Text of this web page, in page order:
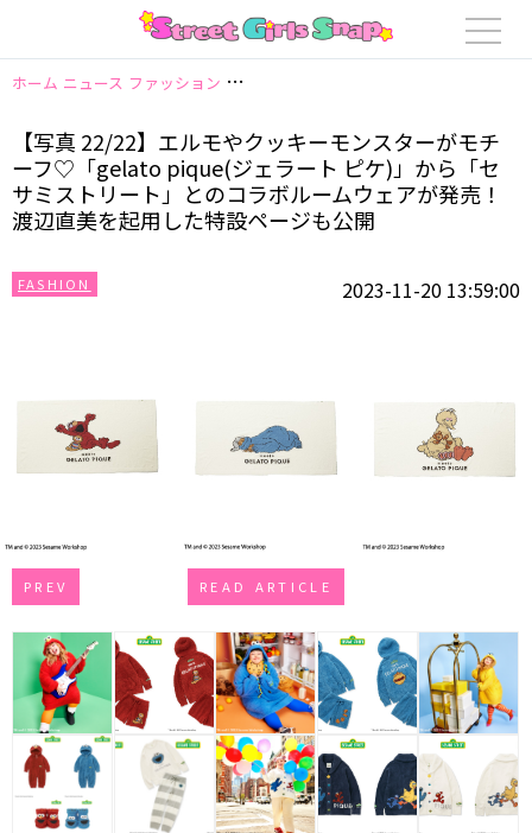
ホーム ニュース ファッション 【写真 22/22】エルモやクッキーモンスタ
【写真 22/22】エルモやクッキーモンスターがモチ
ーフ♡「gelato pique(ジェラート ピケ)」から「セ
サミストリート」とのコラボルームウェアが発売！
渡辺直美を起用した特設ページも公開
FASHION 2023-11-20 13:59:00
PREV READ ARTICLE